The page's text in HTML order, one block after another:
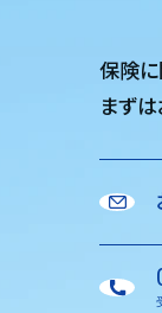
保険
まず